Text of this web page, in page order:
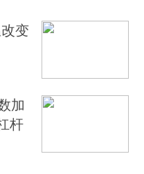
变
加
杆